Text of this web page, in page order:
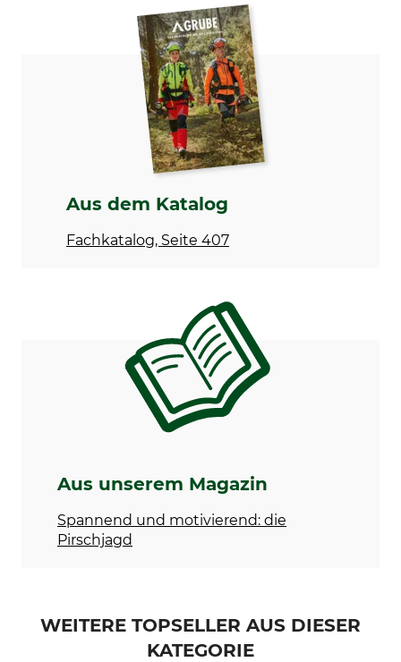
Modellbezeichnung
für Markierungsband
Aus dem Katalog
Fachkatalog, Seite 407
Aus unserem Magazin
Spannend und motivierend: die
Pirschjagd
WEITERE TOPSELLER AUS DIESER
KATEGORIE